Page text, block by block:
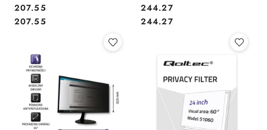
Cena:
207.55
Cena:
207.55
Cena:
244.27
Cena:
244.27